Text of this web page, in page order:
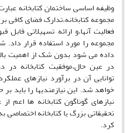
وظیفه اساسی ساختمان کتابخانه
مجموعه کتابخانه،تدارک فضای کافی
فعالیت آنها،و ارائه تسهیلاتی قابل
مجموعه را مورد استفاده قرار داد.
داده می شود بدون شک از اهمیت
در عین حال،موفقیت کتابخانه
توانایی آن در برآورد نیازهای
خواهد شد. این نیازمندیها را باید
نیازهای گوناگون کتابخانه ها اعم
تحقیقاتی بزرگ یا کتابخانه
کرد.